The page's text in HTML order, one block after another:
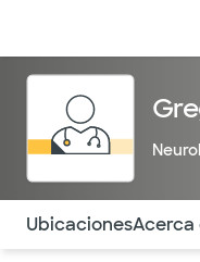
Utilice esta
UbicacionesAcerca